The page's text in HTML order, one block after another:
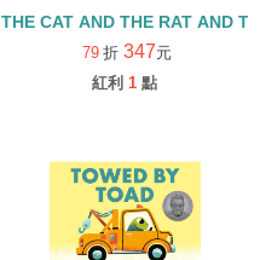
THE CAT AND THE RAT AND
79 折 347元
紅利 1 點